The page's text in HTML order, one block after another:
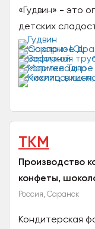
«Гудвин» - это
детских
наименований
зоны для вашего
ТКМ
Производство
конфеты,
Россия, Саранск
Кондитерская